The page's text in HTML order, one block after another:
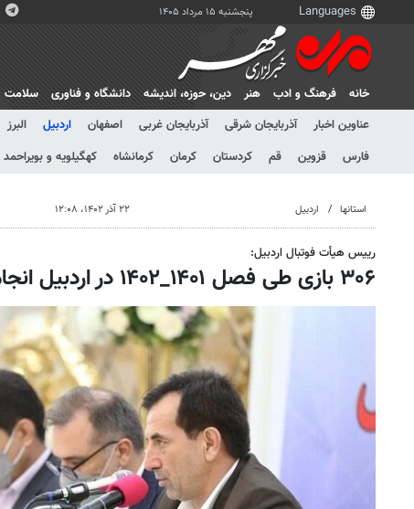
پنجشنبه ۱۵ مرداد ۱۴۰۵
خانه فرهنگ و ادب هنر دين، حوزه، انديشه دانشگاه و فناوری سلامت
عناوین اخبار
آذربایجان شرقی آذربایجان غربی اصفهان اردبیل البرز
فارس
قزوین قم کردستان کرمان کرمانشاه کهگیلویه و بویراحمد
استانها اردبیل ۲۲ آذر ۱۴۰۲، ۱۲:۰۸
رییس هیأت فوتبال اردبیل:
۳۰۶ بازی طی فصل ۱۴۰۱_۱۴۰۲ در اردبیل انجام شده است